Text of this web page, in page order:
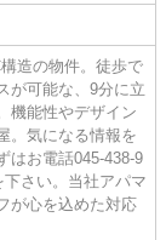
造の物件。徒歩で
が可能な、9分に立
機能性やデザイン
。気になる情報を
はお電話045-438-9
さい。当社アパマ
が心を込めた対応